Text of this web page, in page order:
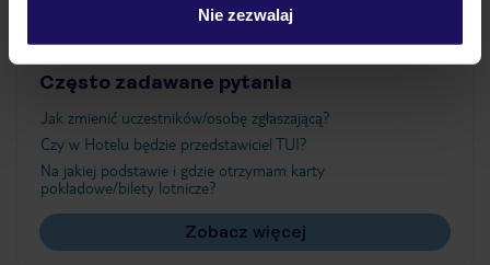
Nie zezwalaj
Często zadawane pytania
Jak zmienić uczestników/osobę zgłaszającą?
Czy w Hotelu będzie przedstawiciel TUI?
Na jakiej podstawie i gdzie otrzymam karty
pokładowe/bilety lotnicze?
Zobacz więcej